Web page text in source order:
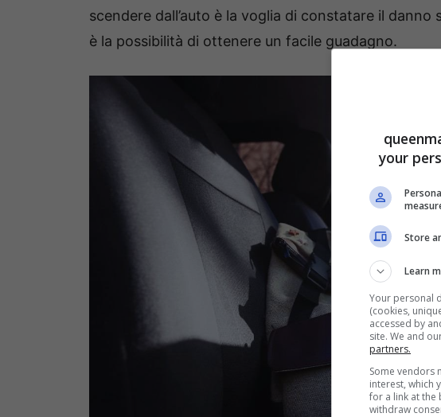
scendere dall’auto è la voglia di constatare il
è la possibilità di ottenere un facile guadagno.
your
Store
Learn
Your personal
(cookies,
accessed by
site. We and
partners.
Some vendors
interest, which
for a link at the
withdraw